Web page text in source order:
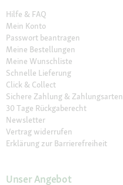
Hilfe & FAQ
Mein Konto
Passwort beantragen
Meine Bestellungen
Meine Wunschliste
Schnelle Lieferung
Click & Collect
Sichere Zahlung & Zahlungsarten
30 Tage Rückgaberecht
Newsletter
Vertrag widerrufen
Erklärung zur Barrierefreiheit
Unser Angebot